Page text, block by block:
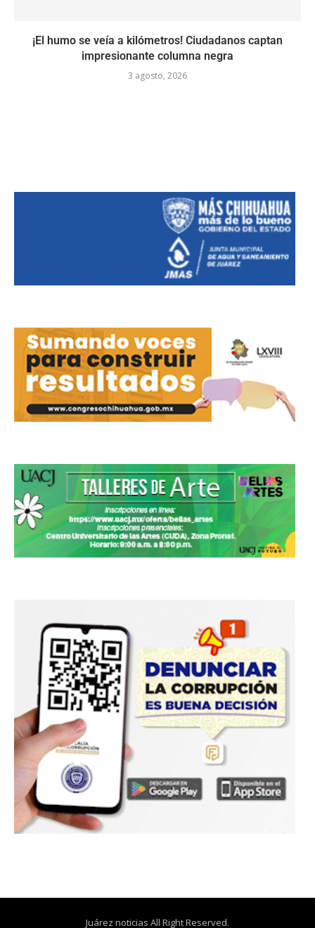
¡El humo se veía a kilómetros! Ciudadanos captan
impresionante columna negra
3 agosto, 2026
Juárez noticias All Right Reserved.